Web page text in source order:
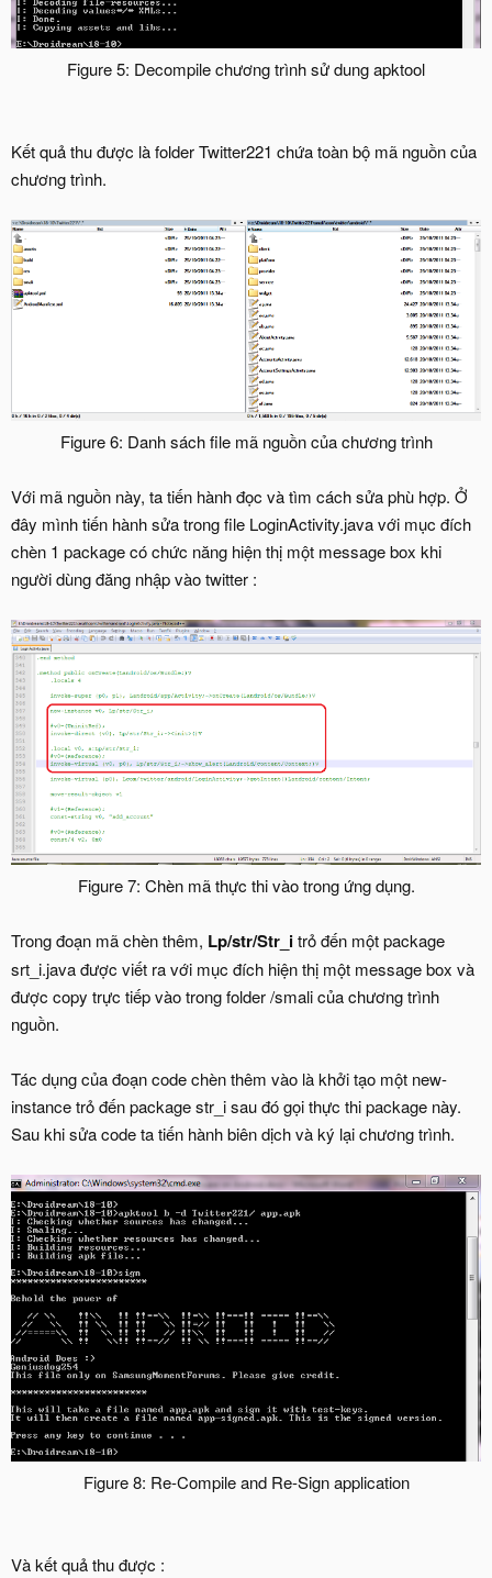
Figure 5: Decompile chương trình sử dung apktool
Kết quả thu được là folder Twitter221 chứa toàn bộ mã nguồn của
chương trình.
Figure 6: Danh sách file mã nguồn của chương trình
Với mã nguồn này, ta tiến hành đọc và tìm cách sửa phù hợp. Ở
đây mình tiến hành sửa trong file LoginActivity.java với mục đích
chèn 1 package có chức năng hiện thị một message box khi
người dùng đăng nhập vào twitter :
Figure 7: Chèn mã thực thi vào trong ứng dụng.
Trong đoạn mã chèn thêm, Lp/str/Str_itrỏ đến một package
srt_i.java được viết ra với mục đích hiện thị một message box và
được copy trực tiếp vào trong folder /smali của chương trình
nguồn.
Tác dụng của đoạn code chèn thêm vào là khởi tạo một new-
instance trỏ đến package str_i sau đó gọi thực thi package này.
Sau khi sửa code ta tiến hành biên dịch và ký lại chương trình.
Figure 8: Re-Compile and Re-Sign application
Và kết quả thu được :